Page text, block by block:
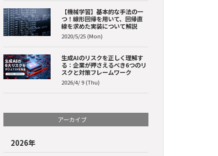
【機械学習】基本的な手法の一
つ！線形回帰を用いて、回帰直
線を求めた実装について解説
2020/5/25 (Mon)
生成AIのリスクを正しく理解す
る：企業が押さえるべき6つのリ
スクと対策フレームワーク
2026/4/ 9 (Thu)
アーカイブ
2026年